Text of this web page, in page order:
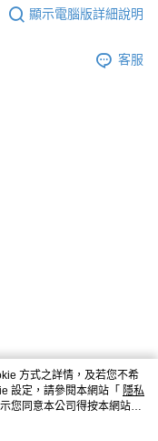
顯示電腦版詳細說明
客服
方式之詳情，及若您不希
設定，請參閱本網站「 隱私
您同意本公司得按本網站使